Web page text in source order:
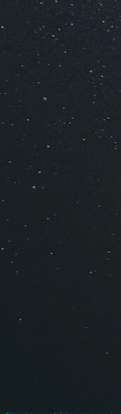
Читайте про
цены.